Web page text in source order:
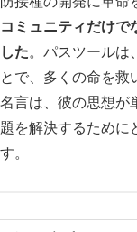
ミュニティだけで
た。パスツールは
で、多くの命を救
言は、彼の思想が
を解決するために
。